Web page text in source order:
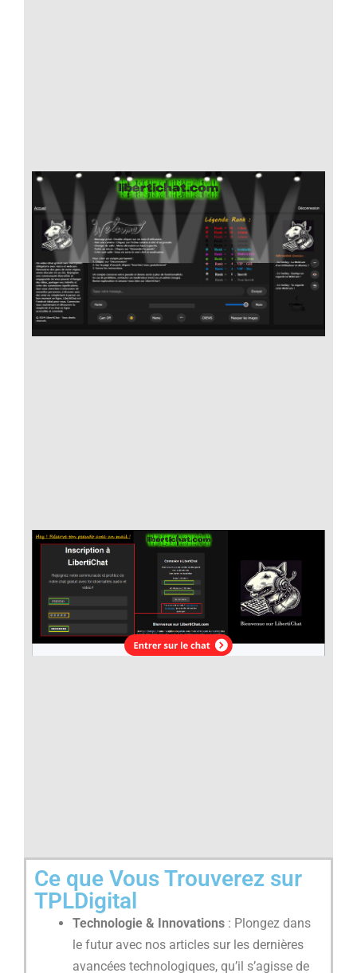
Ce que Vous Trouverez sur
TPLDigital
Technologie & Innovations : Plongez dans
le futur avec nos articles sur les dernières
avancées technologiques, qu’il s’agisse de